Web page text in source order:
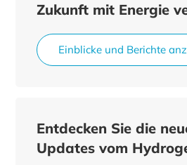
Zukunft mit Energie
Einblicke und Berichte
Entdecken Sie die
Updates vom